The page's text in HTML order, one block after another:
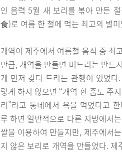
인 음력 5월 새 보리를 볶아 만든
食)로 여름 한 철에 먹는 최고의 별
개역이 제주에서 여름철 음식 중 최
만큼, 개역을 만들면 며느리는 반드
게 먼저 갖다 드리는 관행이 있었다
렇게 하지 않으면 “개역 한 줌도 주
리”라고 동네에서 욕을 먹었다고
루 하면 일반적으로 다른 지방에서
쌀을 이용하여 만들지만, 제주에서
지 않은 보리로 개역을 만들었다. 제